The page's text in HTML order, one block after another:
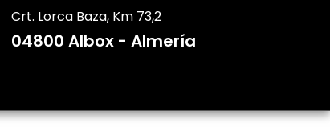
Crt. Lorca Baza, Km 73,2
04800 Albox - Almería